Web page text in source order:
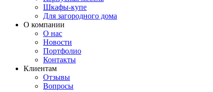
Шкафы-купе
Для загородного дома
О компании
О нас
Новости
Портфолио
Контакты
Клиентам
Отзывы
Вопросы